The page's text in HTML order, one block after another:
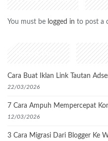
You must be logged in to post a
Recent Posts
Cara Buat Iklan Link Tautan
22/03/2026
7 Cara Ampuh Mempercepat
12/03/2026
3 Cara Migrasi Dari Blogger Ke